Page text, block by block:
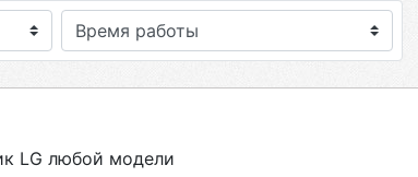
LG любой модели